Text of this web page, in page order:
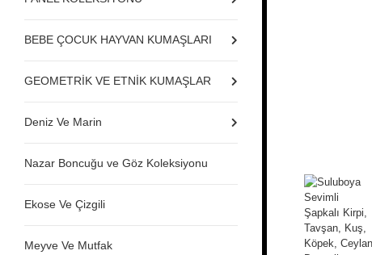
BEBE ÇOCUK HAYVAN KUMAŞLARI
GEOMETRİK VE ETNİK KUMAŞLAR
Deniz Ve Marin
Nazar Boncuğu ve Göz Koleksiyonu
Ekose Ve Çizgili
Meyve Ve Mutfak